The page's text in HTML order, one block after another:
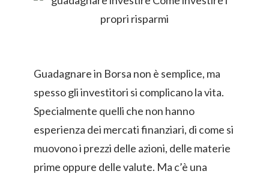
Guadagnare in Borsa non è semplice, ma
spesso gli investitori si complicano la vita.
Specialmente quelli che non hanno
esperienza dei mercati finanziari, di come si
muovono i prezzi delle azioni, delle materie
prime oppure delle valute. Ma c’è una